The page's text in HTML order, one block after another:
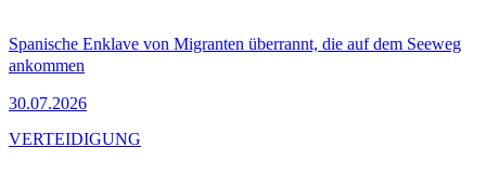
Spanische Enklave von Migranten überrannt, die auf dem Seeweg
ankommen
30.07.2026
VERTEIDIGUNG